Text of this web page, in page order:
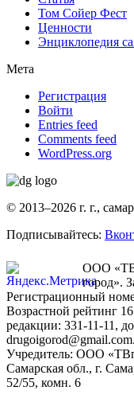
Том Сойер Фест
Ценности
Энциклопедия
Мета
Регистрация
Войти
Entries feed
Comments feed
WordPress.org
© 2013–2026 г. г.,
Подписывайтесь:
ООО
город».
Регистрационный
Возрастной рейтинг
редакции: 331-11-11,
Учредитель: ООО
Самарская обл., г.
52/55, комн. 6